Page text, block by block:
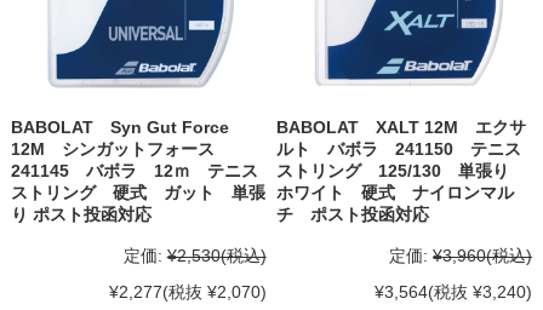
BABOLAT Syn Gut Force
12M シンガットフォース
241145 バボラ 12ｍ テニス
ストリング 硬式 ガット 単張
り ポスト投函対応
定価: ¥2,530(税込)
¥2,277(税抜 ¥2,070)
BABOLAT XALT 12M エクサ
ルト バボラ 241150 テニス
ストリング 125/130 単張り
ホワイト 硬式 ナイロンマル
チ ポスト投函対応
定価: ¥3,960(税込)
¥3,564(税抜 ¥3,240)